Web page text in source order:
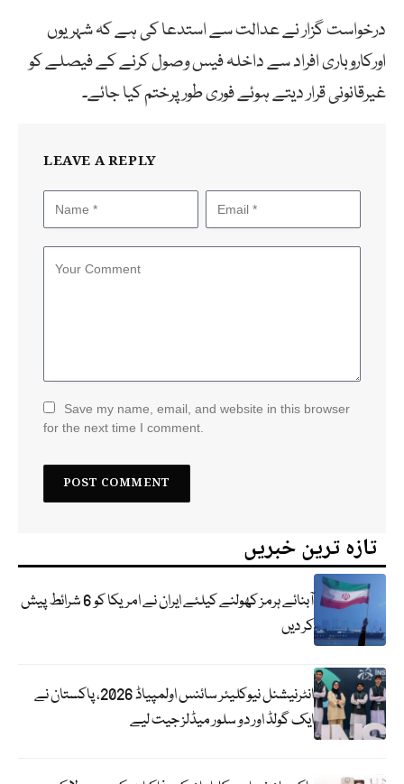
درخواست گزار نے عدالت سے استدعا کی ہے کہ شہریوں
اورکاروباری افراد سے داخلہ فیس وصول کرنے کے فیصلے کو
غیرقانونی قرار دیتے ہوئے فوری طور پرختم کیا جائے۔
LEAVE A REPLY
Save my name, email, and website in this browser
for the next time I comment.
تازہ ترین خبریں
آبنائے ہرمز کھولنے کیلئے ایران نے امریکا کو 6 شرائط پیش
کر دیں
انٹرنیشنل نیوکلیئر سائنس اولمپیاڈ 2026، پاکستان نے
ایک گولڈ اور دو سلور میڈلز جیت لیے